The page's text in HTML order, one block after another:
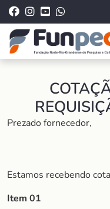
Prezado fornecedor,
Estamos recebendo
Item 01